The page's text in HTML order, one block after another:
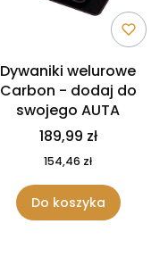
Dywaniki welurowe
Carbon - dodaj do
swojego AUTA
189,99 zł
154,46 zł
Do koszyka